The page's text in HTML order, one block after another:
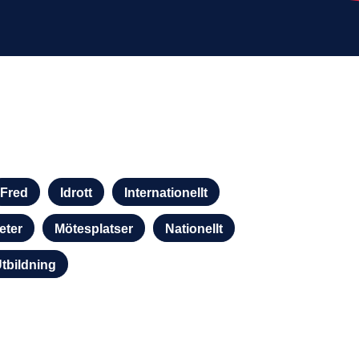
Fred Idrott Internationellt
Mötesplatser Nationellt